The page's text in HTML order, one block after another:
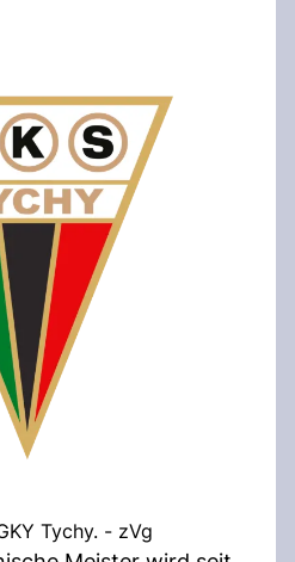
Tychy. - zVg